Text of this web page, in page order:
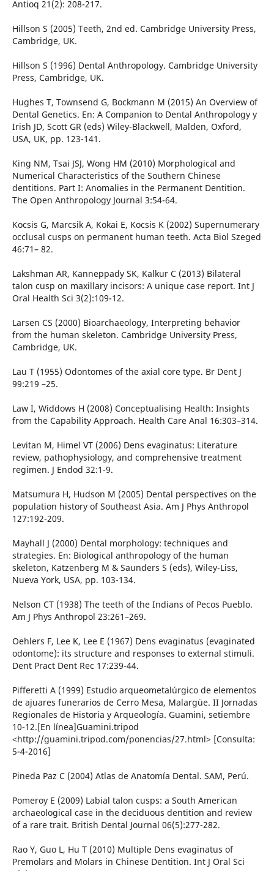
Antioq 21(2): 208-217.
Hillson S (2005) Teeth, 2nd ed. Cambridge University Press,
Cambridge, UK.
Hillson S (1996) Dental Anthropology. Cambridge University
Press, Cambridge, UK.
Hughes T, Townsend G, Bockmann M (2015) An Overview of
Dental Genetics. En: A Companion to Dental Anthropology y
Irish JD, Scott GR (eds) Wiley-Blackwell, Malden, Oxford,
USA, UK, pp. 123-141.
King NM, Tsai JSJ, Wong HM (2010) Morphological and
Numerical Characteristics of the Southern Chinese
dentitions. Part I: Anomalies in the Permanent Dentition.
The Open Anthropology Journal 3:54-64.
Kocsis G, Marcsik A, Kokai E, Kocsis K (2002) Supernumerary
occlusal cusps on permanent human teeth. Acta Biol Szeged
46:71– 82.
Lakshman AR, Kanneppady SK, Kalkur C (2013) Bilateral
talon cusp on maxillary incisors: A unique case report. Int J
Oral Health Sci 3(2):109-12.
Larsen CS (2000) Bioarchaeology, Interpreting behavior
from the human skeleton. Cambridge University Press,
Cambridge, UK.
Lau T (1955) Odontomes of the axial core type. Br Dent J
99:219 –25.
Law I, Widdows H (2008) Conceptualising Health: Insights
from the Capability Approach. Health Care Anal 16:303–314.
Levitan M, Himel VT (2006) Dens evaginatus: Literature
review, pathophysiology, and comprehensive treatment
regimen. J Endod 32:1-9.
Matsumura H, Hudson M (2005) Dental perspectives on the
population history of Southeast Asia. Am J Phys Anthropol
127:192-209.
Mayhall J (2000) Dental morphology: techniques and
strategies. En: Biological anthropology of the human
skeleton, Katzenberg M & Saunders S (eds), Wiley-Liss,
Nueva York, USA, pp. 103-134.
Nelson CT (1938) The teeth of the Indians of Pecos Pueblo.
Am J Phys Anthropol 23:261–269.
Oehlers F, Lee K, Lee E (1967) Dens evaginatus (evaginated
odontome): its structure and responses to external stimuli.
Dent Pract Dent Rec 17:239-44.
Pifferetti A (1999) Estudio arqueometalúrgico de elementos
de ajuares funerarios de Cerro Mesa, Malargüe. II Jornadas
Regionales de Historia y Arqueología. Guamini, setiembre
10-12.[En línea]Guamini.tripod
<http://guamini.tripod.com/ponencias/27.html> [Consulta:
5-4-2016]
Pineda Paz C (2004) Atlas de Anatomía Dental. SAM, Perú.
Pomeroy E (2009) Labial talon cusps: a South American
archaeological case in the deciduous dentition and review
of a rare trait. British Dental Journal 06(5):277-282.
Rao Y, Guo L, Hu T (2010) Multiple Dens evaginatus of
Premolars and Molars in Chinese Dentition. Int J Oral Sci